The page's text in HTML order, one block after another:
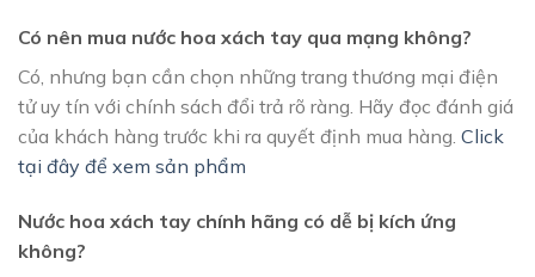
Có nên mua nước hoa xách tay qua mạng không?
Có, nhưng bạn cần chọn những trang thương mại điện
tử uy tín với chính sách đổi trả rõ ràng. Hãy đọc đánh giá
của khách hàng trước khi ra quyết định mua hàng. Click
tại đây để xem sản phẩm
Nước hoa xách tay chính hãng có dễ bị kích ứng
không?